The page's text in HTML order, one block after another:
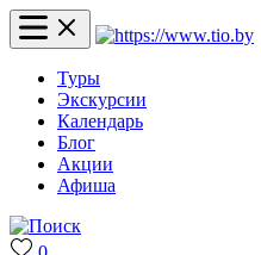
Туры
Экскурсии
Календарь
Блог
Акции
Афиша